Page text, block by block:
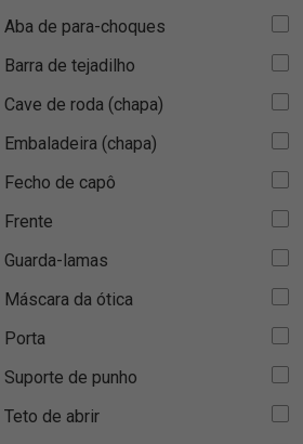
Aba de para-choques
Barra de tejadilho
Cave de roda (chapa)
Embaladeira (chapa)
Fecho de capô
Frente
Guarda-lamas
Máscara da ótica
Porta
Suporte de punho
Teto de abrir